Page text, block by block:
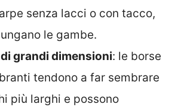
senza lacci o con tacco,
le gambe.
grandi dimensioni: le borse
tendono a far sembrare
più larghi e possono